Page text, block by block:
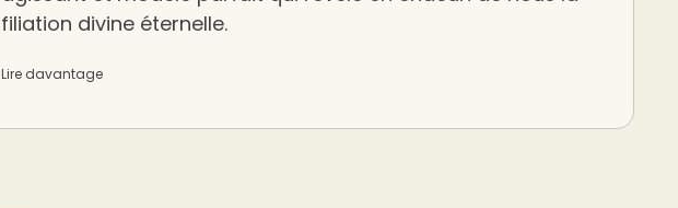
filiation divine éternelle.
Lire davantage